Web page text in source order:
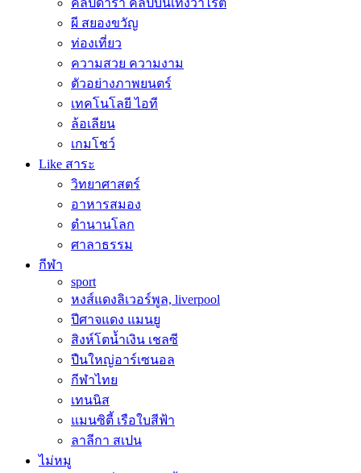
คลิปดารา คลิปบันเทิงวาไรตี้
ผี สยองขวัญ
ท่องเที่ยว
ความสวย ความงาม
ตัวอย่างภาพยนตร์
เทคโนโลยี ไอที
ล้อเลียน
เกมโชว์
Like สาระ
วิทยาศาสตร์
อาหารสมอง
ตำนานโลก
ศาลาธรรม
กีฬา
sport
หงส์แดงลิเวอร์พูล, liverpool
ปีศาจแดง แมนยู
สิงห์โตน้ำเงิน เชลซี
ปืนใหญ่อาร์เซนอล
กีฬาไทย
เทนนิส
แมนซิตี้ เรือใบสีฟ้า
ลาลีกา สเปน
ไม่หมู